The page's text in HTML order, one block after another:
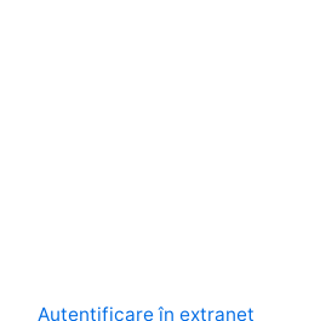
Autentificare în extranet